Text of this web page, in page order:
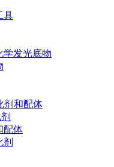
具
学发光底物
剂和配体
配体